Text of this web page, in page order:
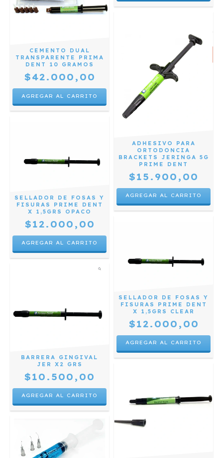
CEMENTO DUAL
TRANSPARENTE PRIMA
DENT 10 GRAMOS
$42.000,00
ADHESIVO PARA
ORTODONCIA
BRACKETS JERINGA 5G
PRIME DENT
$15.900,00
SELLADOR DE FOSAS Y
FISURAS PRIME DENT
X 1,5GRS OPACO
$12.000,00
SELLADOR DE FOSAS Y
FISURAS PRIME DENT
X 1,5GRS CLEAR
$12.000,00
BARRERA GINGIVAL
JER X2 GRS
$10.500,00